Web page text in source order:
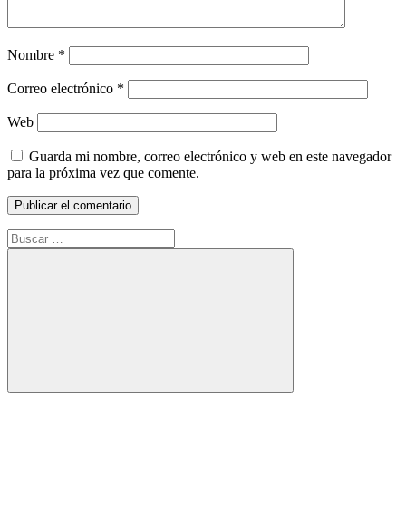
Nombre *
Correo electrónico *
Web
Guarda mi nombre, correo electrónico y web en este navegador
para la próxima vez que comente.
Buscar:
Buscar